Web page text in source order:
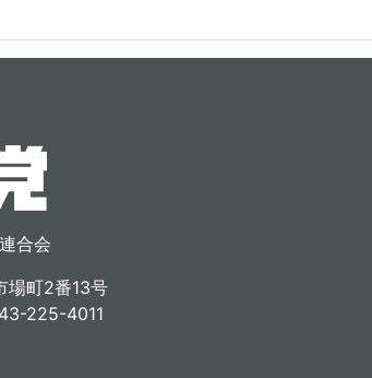
合会
町2番13号
225-4011